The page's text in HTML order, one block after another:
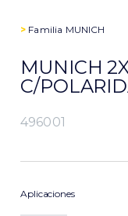
> Familia MUNICH
MUNICH
C/
496001
Aplicaciones